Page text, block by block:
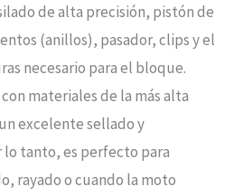
de alta precisión, pistón de
(anillos), pasador, clips y el
necesario para el bloque.
materiales de la más alta
excelente sellado y
tanto, es perfecto para
rayado o cuando la moto